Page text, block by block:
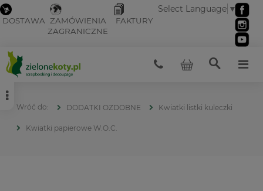
DOSTAWA ZAMÓWIENIA
ZAGRANICZNE
FAKTURY
Select Language ▼
DODATKI OZDOBNE Kwiatki listki kuleczki
Kwiatki papierowe W.O.C.